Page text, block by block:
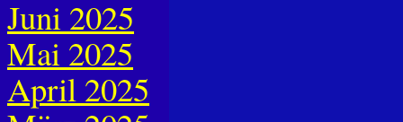
Juni 2025
Mai 2025
April 2025